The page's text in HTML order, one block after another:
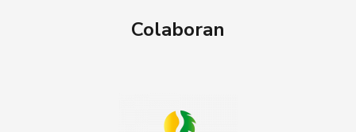
Colaboran